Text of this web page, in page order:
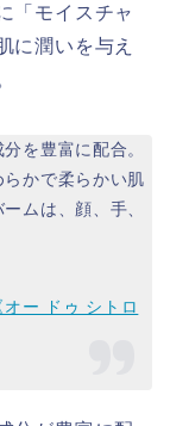
「モイスチャ
に潤いを与え
を豊富に配合。
かで柔らかい肌
ムは、顔、手、
ー ドゥ シトロ